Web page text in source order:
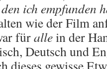
den ich empfunden
wie der Film
fürallein der
Deutsch und
dieses gewisse